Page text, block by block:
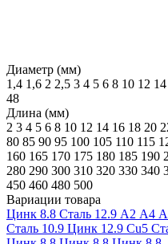
Диаметр (мм)
1,4 1,6 2 2,5 3 4 5 6 8 10 12 14
48
Длина (мм)
2 3 4 5 6 8 10 12 14 16 18 20
80 85 90 95 100 105 110 115
160 165 170 175 180 185 190
280 290 300 310 320 330 340
450 460 480 500
Вариации товара
Цинк 8.8 Сталь 12.9 А2 А4
Сталь 10.9 Цинк 12.9 Cu5